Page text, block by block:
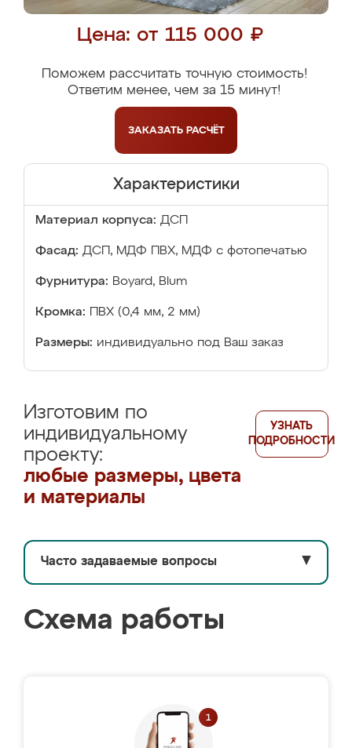
Цена: от 115 000 ₽
Поможем рассчитать точную стоимость!
Ответим менее, чем за 15 минут!
ЗАКАЗАТЬ РАСЧЁТ
Характеристики
Материал корпуса: ДСП
Фасад: ДСП, МДФ ПВХ, МДФ с фотопечатью
Фурнитура: Boyard, Blum
Кромка: ПВХ (0,4 мм, 2 мм)
Размеры: индивидуально под Ваш заказ
Изготовим по
индивидуальному
проекту:
любые размеры, цвета
и материалы
УЗНАТЬ
ПОДРОБНОСТИ
Часто задаваемые вопросы ▼
Схема работы